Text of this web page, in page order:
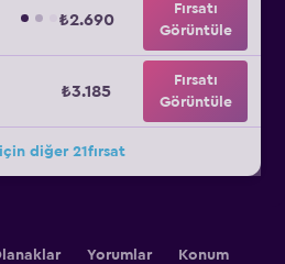
₺2.690
Fırsatı
Görüntüle
₺3.185
Fırsatı
Görüntüle
diğer 21fırsat
Yorumlar Konum